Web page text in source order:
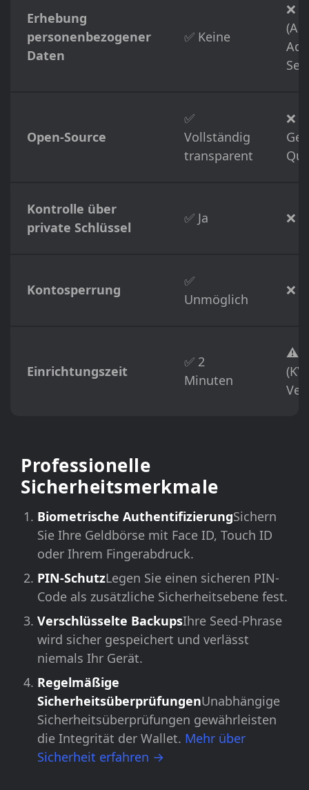
Erhebung
personenbezogener
Daten
✅ Keine
❌
Open-Source
✅
Vollständig
transparent
❌
Kontrolle über
private Schlüssel
✅ Ja ❌
Kontosperrung
✅
Unmöglich
❌
Einrichtungszeit
✅ 2
Minuten
⚠️
Professionelle
Sicherheitsmerkmale
Biometrische AuthentifizierungSichern
Sie Ihre Geldbörse mit Face ID, Touch ID
oder Ihrem Fingerabdruck.
PIN-SchutzLegen Sie einen sicheren PIN-
Code als zusätzliche Sicherheitsebene fest.
Verschlüsselte BackupsIhre Seed-Phrase
wird sicher gespeichert und verlässt
niemals Ihr Gerät.
Regelmäßige
SicherheitsüberprüfungenUnabhängige
Sicherheitsüberprüfungen gewährleisten
die Integrität der Wallet. Mehr über
Sicherheit erfahren →